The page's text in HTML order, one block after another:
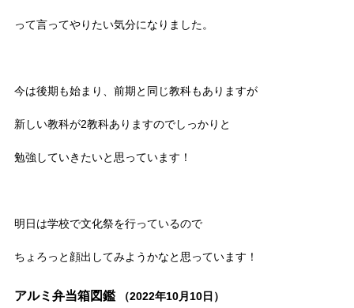
って言ってやりたい気分になりました。
今は後期も始まり、前期と同じ教科もありますが
新しい教科が2教科ありますのでしっかりと
勉強していきたいと思っています！
明日は学校で文化祭を行っているので
ちょろっと顔出してみようかなと思っています！
アルミ弁当箱図鑑 （2022年10月10日）